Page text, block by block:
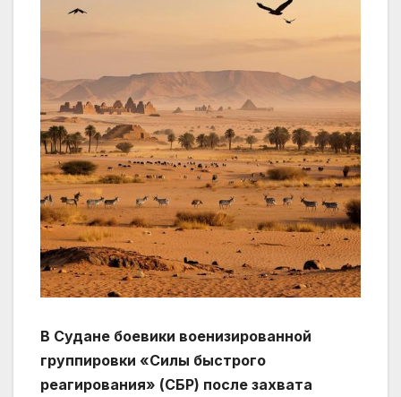
В Судане боевики военизированной
группировки «Силы быстрого
реагирования» (СБР) после захвата